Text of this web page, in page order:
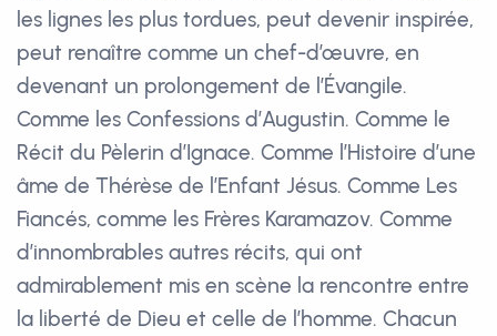
les lignes les plus tordues, peut devenir inspirée,
peut renaître comme un chef-d’œuvre, en
devenant un prolongement de l’Évangile.
Comme les Confessions d’Augustin. Comme le
Récit du Pèlerin d’Ignace. Comme l’Histoire d’une
âme de Thérèse de l’Enfant Jésus. Comme Les
Fiancés, comme les Frères Karamazov. Comme
d’innombrables autres récits, qui ont
admirablement mis en scène la rencontre entre
la liberté de Dieu et celle de l’homme. Chacun